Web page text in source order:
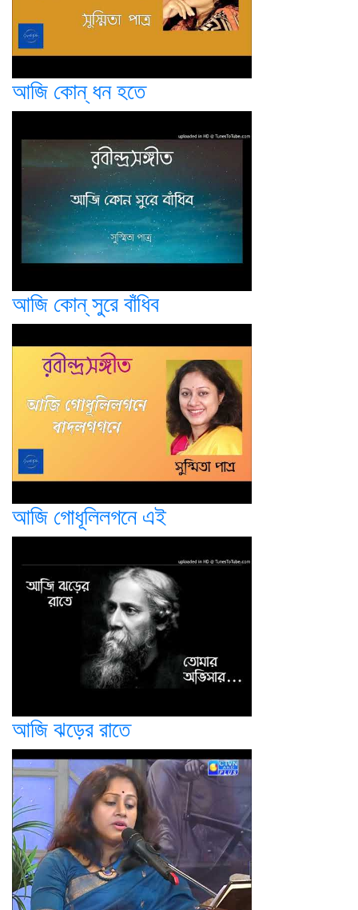
আজি কোন্ ধন হতে
আজি কোন্ সুরে বাঁধিব
আজি গোধূলিলগনে এই
আজি ঝড়ের রাতে